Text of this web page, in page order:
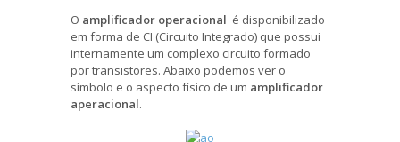
O amplificador operacional é disponibilizado
em forma de CI (Circuito Integrado) que possui
internamente um complexo circuito formado
por transistores. Abaixo podemos ver o
símbolo e o aspecto físico de um amplificador
aperacional.